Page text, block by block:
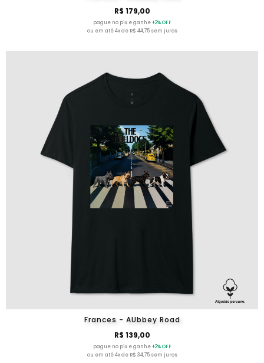
R$ 179,00
pague no pix e ganhe+2% OFF
ou em até 4x de R$ 44,75 sem juros
Frances - AUbbey Road
R$ 139,00
pague no pix e ganhe+2% OFF
ou em até 4x de R$ 34,75 sem juros